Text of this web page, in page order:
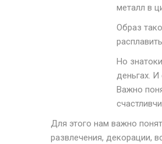
металл в
Образ
Но
деньгах. И
Важно
Для этого нам важно
развлечения, декорации,